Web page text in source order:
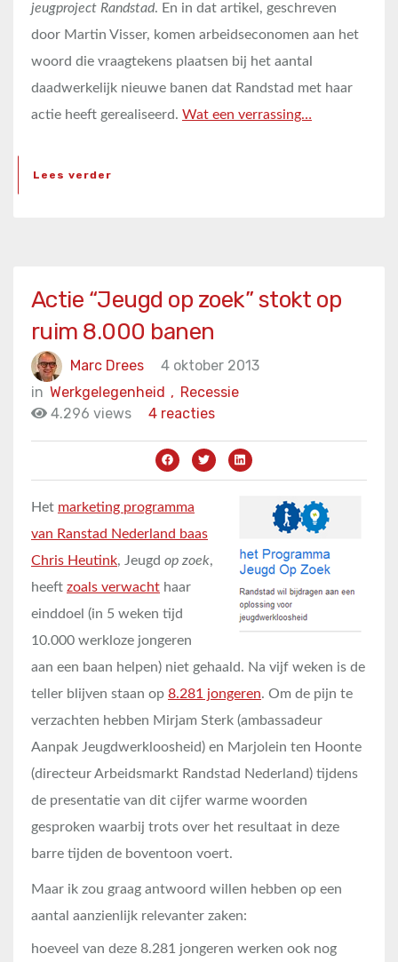
jeugproject Randstad. En in dat artikel, geschreven
door Martin Visser, komen arbeidseconomen aan het
woord die vraagtekens plaatsen bij het aantal
daadwerkelijk nieuwe banen dat Randstad met haar
actie heeft gerealiseerd. Wat een verrassing…
Lees verder
Actie “Jeugd op zoek” stokt op
ruim 8.000 banen
Marc Drees
4 oktober 2013
in
Recessie
Werkgelegenheid ,
4.296 views
4 reacties
Het marketing programma
van Ranstad Nederland baas
Chris Heutink, Jeugd op zoek,
heeft zoals verwacht haar
einddoel (in 5 weken tijd
10.000 werkloze jongeren
aan een baan helpen) niet gehaald. Na vijf weken is de
teller blijven staan op 8.281 jongeren. Om de pijn te
verzachten hebben Mirjam Sterk (ambassadeur
Aanpak Jeugdwerkloosheid) en Marjolein ten Hoonte
(directeur Arbeidsmarkt Randstad Nederland) tijdens
de presentatie van dit cijfer warme woorden
gesproken waarbij trots over het resultaat in deze
barre tijden de boventoon voert.
Maar ik zou graag antwoord willen hebben op een
aantal aanzienlijk relevanter zaken:
hoeveel van deze 8.281 jongeren werken ook nog